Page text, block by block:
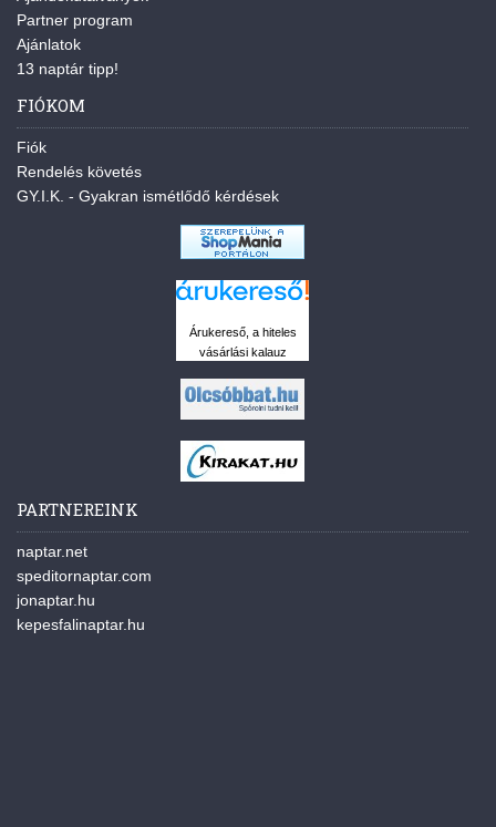
Partner program
Ajánlatok
13 naptár tipp!
FIÓKOM
Fiók
Rendelés követés
GY.I.K. - Gyakran ismétlődő kérdések
Árukereső, a hiteles
vásárlási kalauz
PARTNEREINK
naptar.net
speditornaptar.com
jonaptar.hu
kepesfalinaptar.hu